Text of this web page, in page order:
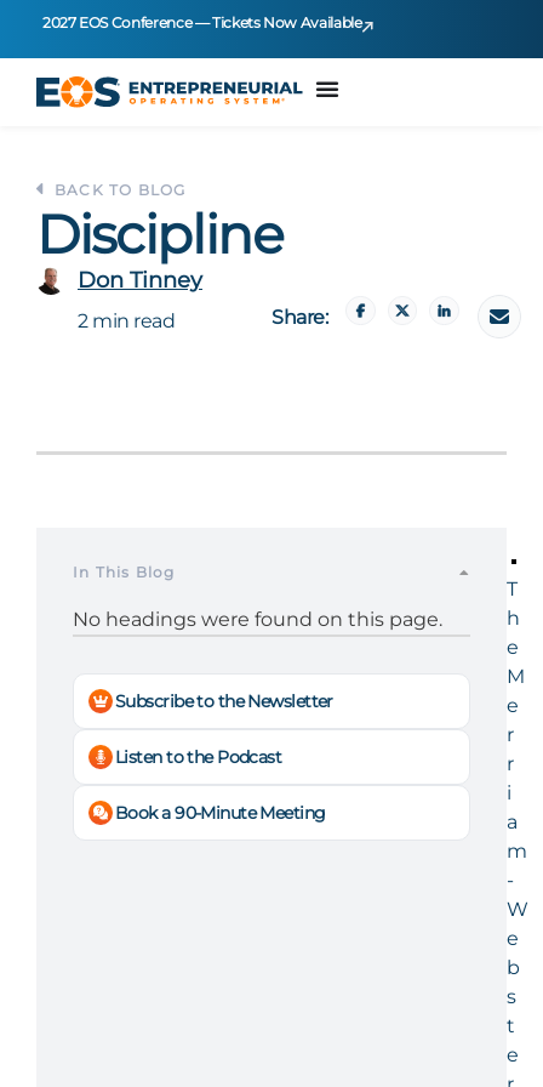
2027 EOS Conference — Tickets Now Available
BACK TO BLOG
Discipline
Don Tinney
2 min read Share:
In This Blog
No headings were found on this page.
Subscribe to the Newsletter
Listen to the Podcast
Book a 90-Minute Meeting
T
h
e
M
e
r
r
i
a
m
-
W
e
b
s
t
e